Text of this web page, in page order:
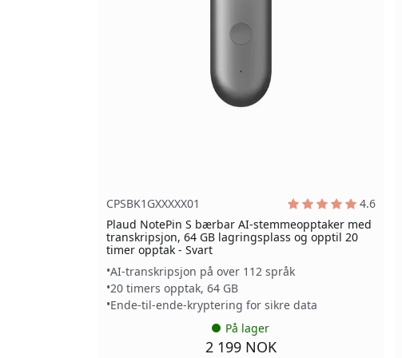
CPSBK1GXXXXX01
4.6
Plaud NotePin S bærbar AI-stemmeopptaker med
transkripsjon, 64 GB lagringsplass og opptil 20
timer opptak - Svart
AI-transkripsjon på over 112 språk
20 timers opptak, 64 GB
Ende-til-ende-kryptering for sikre data
På lager
2 199 NOK